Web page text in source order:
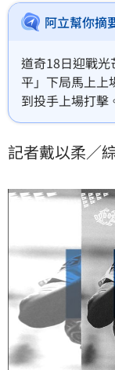
阿立幫你摘
道奇18日迎戰
平」下局馬上上
到投手上場打擊
記者戴以柔／